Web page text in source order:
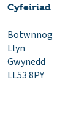
Cyfeiriad
Botwnnog
Llyn
Gwynedd
LL53 8PY